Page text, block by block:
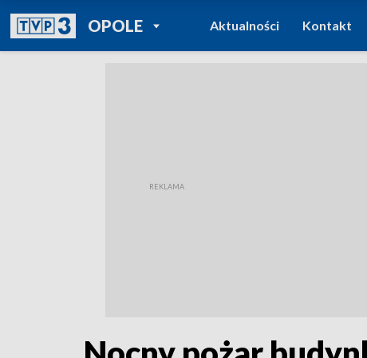
OPOLEPOWRÓT DO
TVP REGIONY
Aktualności Kontakt